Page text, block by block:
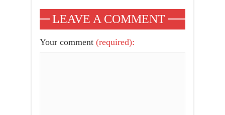
LEAVE A COMMENT
Your comment (required):